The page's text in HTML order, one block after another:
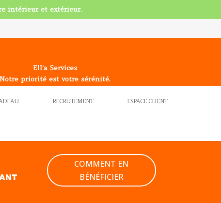
intérieur et extérieur.
Ell'a Services
Notre priorité est votre sérénité.
RECRUTEMENT ESPACE CLIENT
COMMENT EN
BÉNÉFICIER